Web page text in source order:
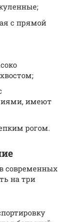
с прямой
имеют
рогом.
современных
на три